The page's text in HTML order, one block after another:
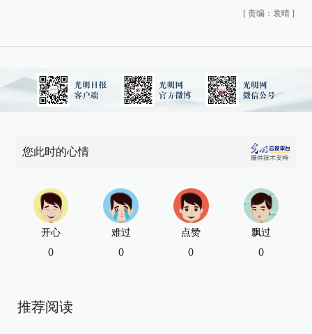
[ 责编：袁晴 ]
您此时的心情
开心
0
难过
0
点赞
0
飘过
0
推荐阅读